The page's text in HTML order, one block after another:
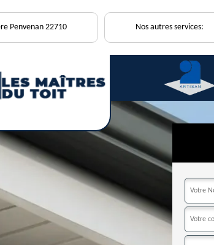
Penvenan 22710 Nos autres services: